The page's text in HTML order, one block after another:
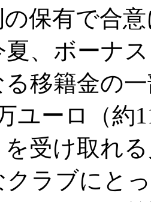
保有で合
、ボーナ
移籍金の
ユーロ（約
を受け取れ
クラブにと